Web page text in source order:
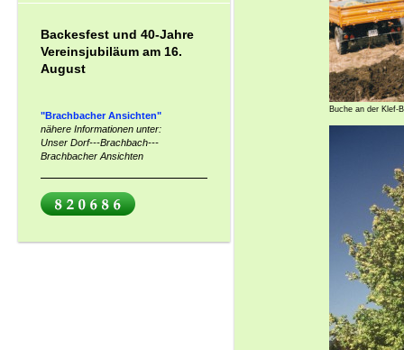
Backesfest und 40-Jahre
Vereinsjubiläum am 16.
August
"Brachbacher Ansichten"
nähere Informationen unter:
Unser Dorf---Brachbach---
Brachbacher Ansichten
Buche an der Klef-